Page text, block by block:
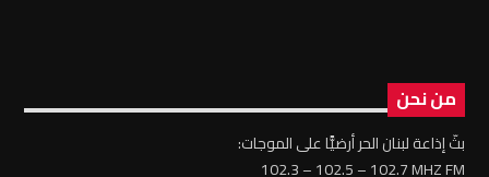
من نحن
بثّ إذاعة لبنان الحر أرضيًّا على الموجات:
102.3 – 102.5 – 102.7 MHZ FM